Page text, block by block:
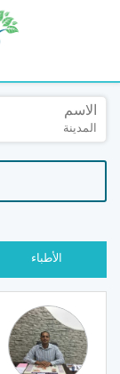
الاسم
المدينة
الأطباء